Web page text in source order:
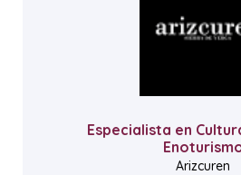
Especialista en
Arizcuren